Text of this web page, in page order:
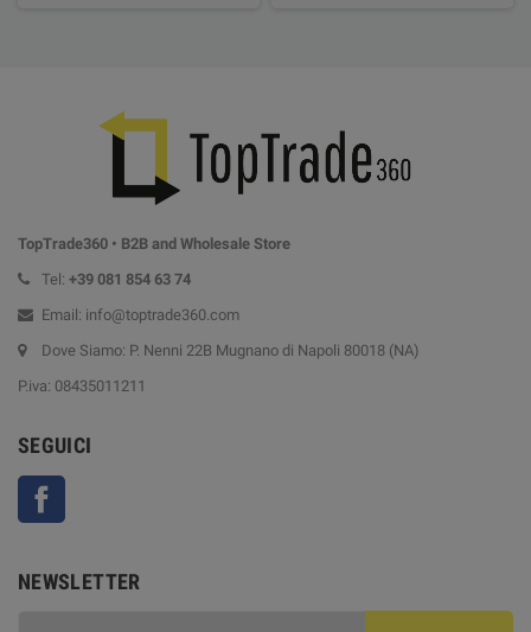
TopTrade360 • B2B and Wholesale Store
Tel: +39 081 854 63 74
Email: info@toptrade360.com
Dove Siamo: P. Nenni 22B Mugnano di Napoli 80018 (NA)
P.iva: 08435011211
SEGUICI
NEWSLETTER